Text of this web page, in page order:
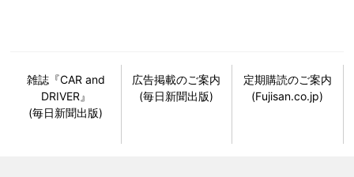
雑誌『CAR and
DRIVER』
(毎日新聞出版)
広告掲載のご案内
(毎日新聞出版)
定期購読のご案内
(Fujisan.co.jp)